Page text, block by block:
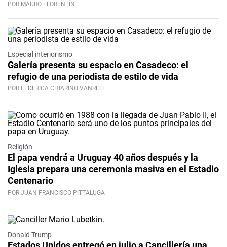
POR MAURO FLORENTÍN
Especial interiorismo
Galería presenta su espacio en Casadeco: el
refugio de una periodista de estilo de vida
POR FEDERICA CHIARINO VANRELL
Religión
El papa vendrá a Uruguay 40 años después y la
Iglesia prepara una ceremonia masiva en el Estadio
Centenario
POR JUAN FRANCISCO PITTALUGA
Donald Trump